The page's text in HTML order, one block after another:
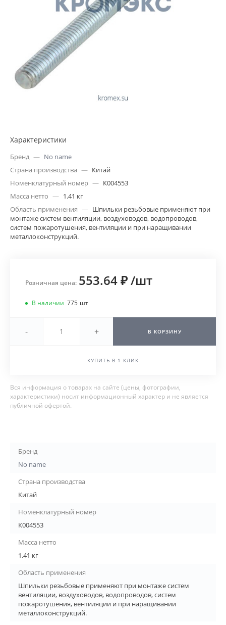
Характеристики
Бренд — No name
Страна производства — Китай
Номенклатурный номер — К004553
Масса нетто — 1.41 кг
Область применения — Шпильки резьбовые применяют при
монтаже систем вентиляции, воздуховодов, водопроводов,
систем пожаротушения, вентиляции и при наращивании
металлоконструкций.
Розничная цена: 553.64 ₽/шт
В наличии 775 шт
- + В КОРЗИНУ
КУПИТЬ В 1 КЛИК
Вся информация о товарах на сайте (цены, фотографии,
характеристики) носит информационный характер и не является
публичной офертой.
Бренд
No name
Страна производства
Китай
Номенклатурный номер
К004553
Масса нетто
1.41 кг
Область применения
Шпильки резьбовые применяют при монтаже систем
вентиляции, воздуховодов, водопроводов, систем
пожаротушения, вентиляции и при наращивании
металлоконструкций.